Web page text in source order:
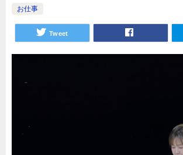
お仕事
Tweet